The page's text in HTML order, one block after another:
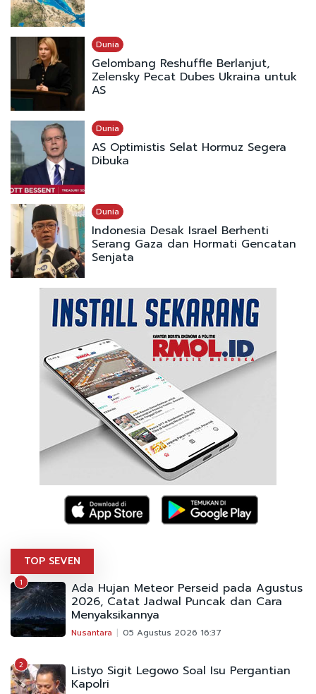
Dunia
Gelombang Reshuffle Berlanjut,
Zelensky Pecat Dubes Ukraina untuk
AS
Dunia
AS Optimistis Selat Hormuz Segera
Dibuka
Dunia
Indonesia Desak Israel Berhenti
Serang Gaza dan Hormati Gencatan
Senjata
TOP SEVEN
1 Ada Hujan Meteor Perseid pada Agustus
2026, Catat Jadwal Puncak dan Cara
Menyaksikannya
Nusantara 05 Agustus 2026 16:37
2 Listyo Sigit Legowo Soal Isu Pergantian
Kapolri